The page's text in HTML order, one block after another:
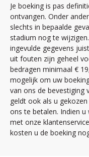
Je boeking is pas
ontvangen. Onder
slechts in bepaalde
stadium nog te
ingevulde gegevens
uit fouten zijn geheel
bedragen minimaal €
mogelijk om uw
van ons de bevestiging
geldt ook als u
ons te betalen. Indien
met onze
kosten u de boeking